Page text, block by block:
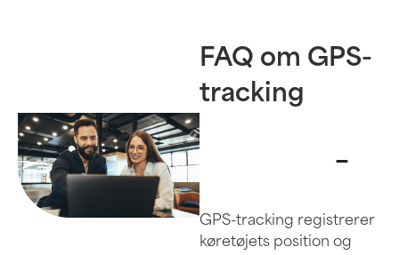
FAQ om GPS-
tracking
GPS-tracking registrerer
køretøjets position og